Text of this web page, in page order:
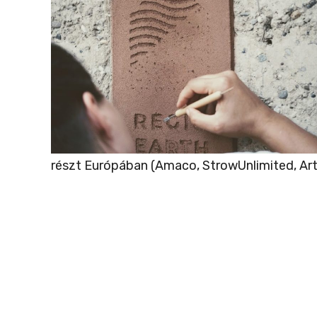
részt Európában (Amaco, StrowUnlimited,